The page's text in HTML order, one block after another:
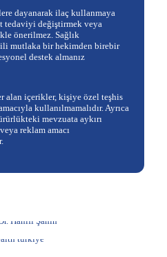
dayanarak ilaç kullanmaya
tedaviyi değiştirmek veya
önerilmez. Sağlık
mutlaka bir hekimden birebir
destek almanız
alan içerikler, kişiye özel teşhis
kullanılmamalıdır. Ayrıca
mevzuata aykırı
reklam amacı